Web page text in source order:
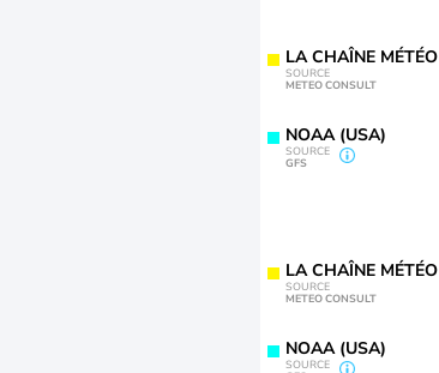
LA CHAÎNE MÉTÉO
SOURCE
METEO CONSULT
NOAA (USA)
SOURCE
GFS
LA CHAÎNE MÉTÉO
SOURCE
METEO CONSULT
NOAA (USA)
SOURCE